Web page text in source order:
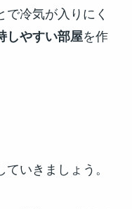
で冷気が入りにく
しやすい部屋を作
ていきましょう。